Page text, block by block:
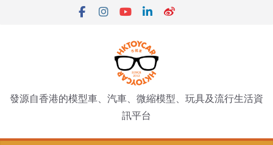
發源自香港的模型車、汽車、微縮模型、玩具及流行生活資
訊平台